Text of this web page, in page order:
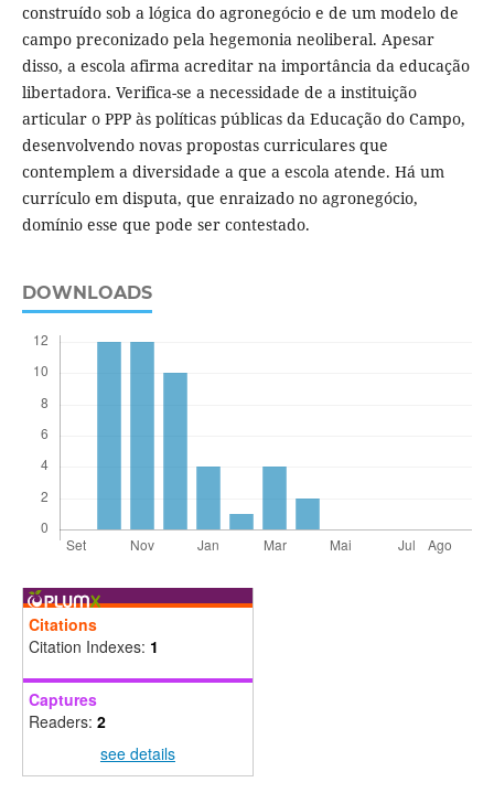
construído sob a lógica do agronegócio e de um modelo de
campo preconizado pela hegemonia neoliberal. Apesar
disso, a escola afirma acreditar na importância da educação
libertadora. Verifica-se a necessidade de a instituição
articular o PPP às políticas públicas da Educação do Campo,
desenvolvendo novas propostas curriculares que
contemplem a diversidade a que a escola atende. Há um
currículo em disputa, que enraizado no agronegócio,
domínio esse que pode ser contestado.
DOWNLOADS
Citations
Citation Indexes: 1
Captures
Readers: 2
see details